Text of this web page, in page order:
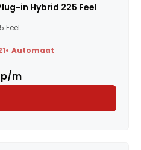
in Hybrid 225 Feel
Feel
Automaat
p/m